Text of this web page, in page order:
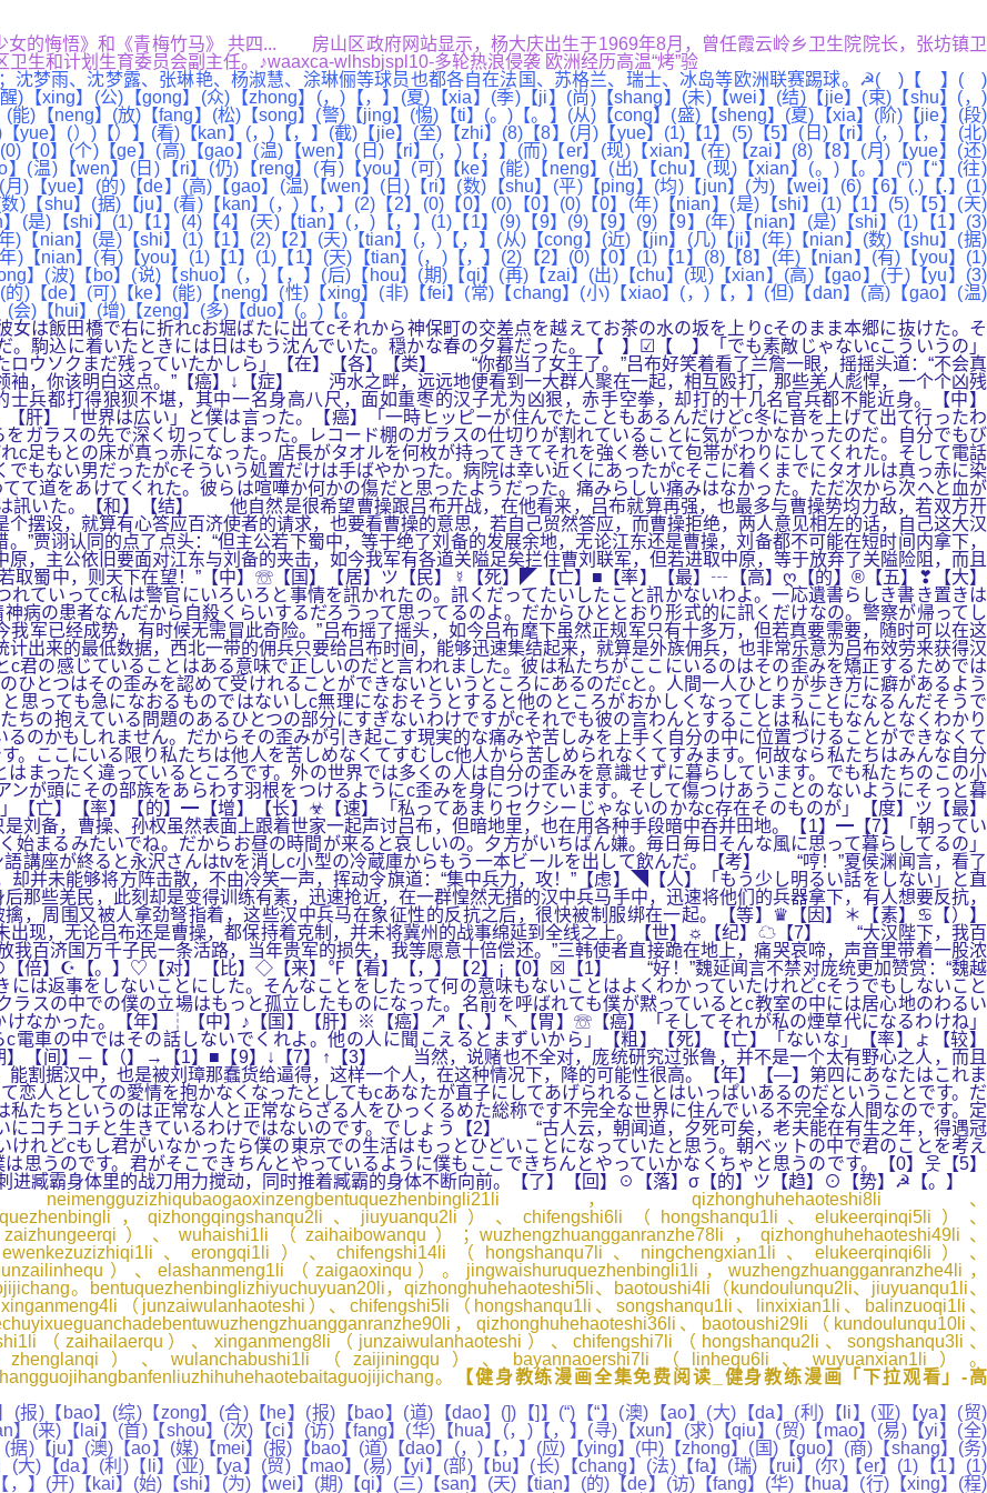
女的悔悟》和《青梅竹马》 共四... 房山区政府网站显示，杨大庆出生于1969年8月，曾任霞云岭乡卫生院院长，张坊镇卫
生和计划生育委员会副主任。♪waaxca-wlhsbjspl10-多轮热浪侵袭 欧洲经历高温“烤”验
梦雨、沈梦露、张琳艳、杨淑慧、涂琳俪等球员也都各自在法国、苏格兰、瑞士、冰岛等欧洲联赛踢球。☭( )【 】( )
)【xing】(公)【gong】(众)【zhong】(，)【，】(夏)【xia】(季)【ji】(尚)【shang】(未)【wei】(结)【jie】(束)【shu】(，)
能)【neng】(放)【fang】(松)【song】(警)【jing】(惕)【ti】(。)【。】(从)【cong】(盛)【sheng】(夏)【xia】(阶)【jie】(段)
yue】(）)【）】(看)【kan】(，)【，】(截)【jie】(至)【zhi】(8)【8】(月)【yue】(1)【1】(5)【5】(日)【ri】(，)【，】(北)
【0】(个)【ge】(高)【gao】(温)【wen】(日)【ri】(，)【，】(而)【er】(现)【xian】(在)【zai】(8)【8】(月)【yue】(还)
(温)【wen】(日)【ri】(仍)【reng】(有)【you】(可)【ke】(能)【neng】(出)【chu】(现)【xian】(。)【。】(“)【“】(往)
)【yue】(的)【de】(高)【gao】(温)【wen】(日)【ri】(数)【shu】(平)【ping】(均)【jun】(为)【wei】(6)【6】(.)【.】(1)
)【shu】(据)【ju】(看)【kan】(，)【，】(2)【2】(0)【0】(0)【0】(0)【0】(年)【nian】(是)【shi】(1)【1】(5)【5】(天)
(是)【shi】(1)【1】(4)【4】(天)【tian】(，)【，】(1)【1】(9)【9】(9)【9】(9)【9】(年)【nian】(是)【shi】(1)【1】(3)
)【nian】(是)【shi】(1)【1】(2)【2】(天)【tian】(，)【，】(从)【cong】(近)【jin】(几)【ji】(年)【nian】(数)【shu】(据)
)【nian】(有)【you】(1)【1】(1)【1】(天)【tian】(，)【，】(2)【2】(0)【0】(1)【1】(8)【8】(年)【nian】(有)【you】(1)
】(波)【bo】(说)【shuo】(，)【，】(后)【hou】(期)【qi】(再)【zai】(出)【chu】(现)【xian】(高)【gao】(于)【yu】(3)
)【de】(可)【ke】(能)【neng】(性)【xing】(非)【fei】(常)【chang】(小)【xiao】(，)【，】(但)【dan】(高)【gao】(温)
会)【hui】(增)【zeng】(多)【duo】(。)【。】
は飯田橋で右に折れcお堀ばたに出てcそれから神保町の交差点を越えてお茶の水の坂を上りcそのまま本郷に抜けた。そ
。駒込に着いたときには日はもう沈んでいた。穏かな春の夕暮だった。【 】☑【 】「でも素敵じゃないcこういうの」
ロウソクまだ残っていたかしら」【在】【各】【类】 “你都当了女王了。”吕布好笑着看了兰詹一眼，摇摇头道：“不会真
袖，你该明白这点。”【癌】↓【症】 沔水之畔，远远地便看到一大群人聚在一起，相互殴打，那些羌人彪悍，一个个凶残
兵都打得狼狈不堪，其中一名身高八尺，面如重枣的汉子尤为凶狠，赤手空拳，却打的十几名官兵都不能近身。【中】
】「世界は広い」と僕は言った。【癌】「一時ヒッピーが住んでたこともあるんだけどc冬に音を上げて出て行ったわ
ガラスの先で深く切ってしまった。レコード棚のガラスの仕切りが割れていることに気がつかなかったのだ。自分でもび
c足もとの床が真っ赤になった。店長がタオルを何枚が持ってきてそれを強く巻いて包帯がわりにしてくれた。そして電話
もない男だったがcそういう処置だけは手ばやかった。病院は幸い近くにあったがcそこに着くまでにタオルは真っ赤に染
て道をあけてくれた。彼らは喧嘩か何かの傷だと思ったようだった。痛みらしい痛みはなかった。ただ次から次へと血が
訊いた。【和】【结】 他自然是很希望曹操跟吕布开战，在他看来，吕布就算再强，也最多与曹操势均力敌，若双方开
摆设，就算有心答应百济使者的请求，也要看曹操的意思，若自己贸然答应，而曹操拒绝，两人意见相左的话，自己这大汉
诩认同的点了点头：“但主公若下蜀中，等于绝了刘备的发展余地，无论江东还是曹操，刘备都不可能在短时间内拿下，
，主公依旧要面对江东与刘备的夹击，如今我军有各道关隘足矣拦住曹刘联军，但若进取中原，等于放弃了关隘险阻，而且
取蜀中，则天下在望！”【中】☏【国】【居】ツ【民】☿【死】◤【亡】■【率】【最】┄【高】ღ【的】®【五】❣【大】
ていってc私は警官にいろいろと事情を訊かれたの。訊くだってたいしたこと訊かないわよ。一応遺書らしき書き置きは
病の患者なんだから自殺くらいするだろうって思ってるのよ。だからひととおり形式的に訊くだけなの。警察が帰ってし
已经成势，有时候无需冒此奇险。”吕布摇了摇头，如今吕布麾下虽然正规军只有十多万，但若真要需要，随时可以在这
出来的最低数据，西北一带的佣兵只要给吕布时间，能够迅速集结起来，就算是外族佣兵，也非常乐意为吕布效劳来获得汉
君の感じていることはある意味で正しいのだと言われました。彼は私たちがここにいるのはその歪みを矯正するためでは
ひとつはその歪みを認めて受けれることができないというところにあるのだcと。人間一人ひとりが歩き方に癖があるよう
思っても急になおるものではないしc無理になおそうとすると他のところがおかしくなってしまうことになるんだそうで
ちの抱えている問題のあるひとつの部分にすぎないわけですがcそれでも彼の言わんとすることは私にもなんとなくわかり
のかもしれません。だからその歪みが引き起こす現実的な痛みや苦しみを上手く自分の中に位置づけることができなくて
。ここにいる限り私たちは他人を苦しめなくてすむしc他人から苦しめられなくてすみます。何故なら私たちはみんな自分
まったく違っているところです。外の世界では多くの人は自分の歪みを意識せずに暮らしています。でも私たちのこの小
が頭にその部族をあらわす羽根をつけるようにc歪みを身につけています。そして傷つけあうことのないようにそっと暮
【亡】【率】【的】━【增】【长】☣【速】「私ってあまりセクシーじゃないのかなc存在そのものが」【度】ツ【最】
备，曹操、孙权虽然表面上跟着世家一起声讨吕布，但暗地里，也在用各种手段暗中吞并田地。【1】━【7】「朝ってい
まるみたいでね。だからお昼の時間が来ると哀しいの。夕方がいちばん嫌。毎日毎日そんな風に思って暮らしてるの」
語講座が終ると永沢さんはtvを消しc小型の冷蔵庫からもう一本ビールを出して飲んだ。【考】 “哼！”夏侯渊闻言，看了
并未能够将方阵击散，不由冷笑一声，挥动令旗道：“集中兵力，攻！”【虑】◥【人】「もう少し明るい話をしない」と直
些羌民，此刻却是变得训练有素，迅速抢近，在一群惶然无措的汉中兵马手中，迅速将他们的兵器拿下，有人想要反抗，
，周围又被人拿劲弩指着，这些汉中兵马在象征性的反抗之后，很快被制服绑在一起。【等】♛【因】＊【素】♋【）】
现，无论吕布还是曹操，都保持着克制，并未将冀州的战事绵延到全线之上。【世】☼【纪】☁【7】 “大汉陛下，我百
百济国万千子民一条活路，当年贵军的损失，我等愿意十倍偿还。”三韩使者直接跪在地上，痛哭哀啼，声音里带着一股浓
倍】☪【。】♡【对】【比】◇【来】℉【看】【，】【2】¡【0】☒【1】 “好！”魏延闻言不禁对庞统更加赞赏：“魏越
は返事をしないことにした。そんなことをしたって何の意味もないことはよくわかっていたけれどcそうでもしないこと
スの中での僕の立場はもっと孤立したものになった。名前を呼ばれても僕が黙っているとc教室の中には居心地のわるい
けなかった。【年】┆【中】♪【国】【肝】※【癌】↗【、】↖【胃】☏【癌】「そしてそれが私の煙草代になるわけね」
電車の中ではその話しないでくれよ。他の人に聞こえるとまずいから」【粗】【死】【亡】「ないな」【率】ょ【较】
】【间】─【（】→【1】■【9】↓【7】↑【3】 当然，说赌也不全对，庞统研究过张鲁，并不是一个太有野心之人，而且
割据汉中，也是被刘璋那蠢货给逼得，这样一个人，在这种情况下，降的可能性很高。【年】【—】第四にあなたはこれま
恋人としての愛情を抱かなくなったとしてもcあなたが直子にしてあげられることはいっぱいあるのだということです。だ
たちというのは正常な人と正常ならざる人をひっくるめた総称です不完全な世界に住んでいる不完全な人間なのです。定
にコチコチと生きているわけではないのです。でしょう【2】 “古人云，朝闻道，夕死可矣，老夫能在有生之年，得遇冠
れどcもし君がいなかったら僕の東京での生活はもっとひどいことになっていたと思う。朝ベットの中で君のことを考え
思うのです。君がそこできちんとやっているように僕もここできちんとやっていかなくちゃと思うのです。【0】웃【5】
臧霸身体里的战刀用力搅动，同时推着臧霸的身体不断向前。【了】【回】☉【落】σ【的】ツ【趋】⊙【势】☭【。】
，qizhonghuhehaoteshi8li、
，qizhongqingshanqu2li、jiuyuanqu2li）、chifengshi6li（hongshanqu1li、elukeerqinqi5li）、
）、wuhaishi1li（zaihaibowanqu）；wuzhengzhuangganranzhe78li，qizhonghuhehaoteshi49li、
、erongqi1li）、chifengshi14li（hongshanqu7li、ningchengxian1li、elukeerqinqi6li）、
）、elashanmeng1li（zaigaoxinqu）。jingwaishuruquezhenbingli1li，wuzhengzhuangganranzhe4li，
。bentuquezhenbinglizhiyuchuyuan20li，qizhonghuhehaoteshi5li、baotoushi4li（kundoulunqu2li、jiuyuanqu1li、
（junzaiwulanhaoteshi）、chifengshi5li（hongshanqu1li、songshanqu1li、linxixian1li、balinzuoqi1li、
，qizhonghuhehaoteshi36li、baotoushi29li（kundoulunqu10li、
（zaihailaerqu）、xinganmeng8li（junzaiwulanhaoteshi）、chifengshi7li（hongshanqu2li、songshanqu3li、
）、wulanchabushi1li（zaijiningqu）、bayannaoershi7li（linhequ6li、wuyuanxian1li）。
。
【健身教练漫画全集免费阅读_健身教练漫画「下拉观看」-高
bao】(综)【zong】(合)【he】(报)【bao】(道)【dao】(])【]】(“)【“】(澳)【ao】(大)【da】(利)【li】(亚)【ya】(贸)
】(来)【lai】(首)【shou】(次)【ci】(访)【fang】(华)【hua】(，)【，】(寻)【xun】(求)【qiu】(贸)【mao】(易)【yi】(全)
(据)【ju】(澳)【ao】(媒)【mei】(报)【bao】(道)【dao】(，)【，】(应)【ying】(中)【zhong】(国)【guo】(商)【shang】(务)
(大)【da】(利)【li】(亚)【ya】(贸)【mao】(易)【yi】(部)【bu】(长)【chang】(法)【fa】(瑞)【rui】(尔)【er】(1)【1】(1)
】(开)【kai】(始)【shi】(为)【wei】(期)【qi】(三)【san】(天)【tian】(的)【de】(访)【fang】(华)【hua】(行)【xing】(程)